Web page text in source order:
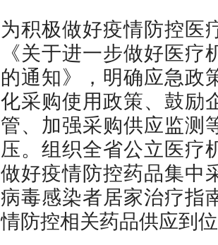
为积极做好疫情防控医
《关于进一步做好医
的通知》，明确应急政
化采购使用政策、鼓励
管、加强采购供应监测
压。组织全省公立医疗
做好疫情防控药品集中
病毒感染者居家治疗指
情防控相关药品供应到